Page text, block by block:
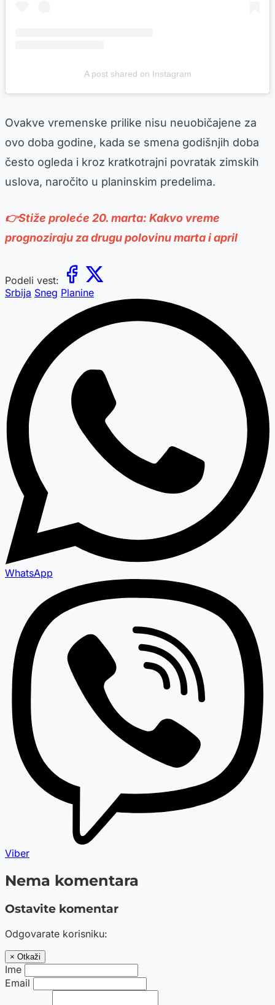
A post shared on Instagram
Ovakve vremenske prilike nisu neuobičajene za
ovo doba godine, kada se smena godišnjih doba
često ogleda i kroz kratkotrajni povratak zimskih
uslova, naročito u planinskim predelima.
👉Stiže proleće 20. marta: Kakvo vreme
prognoziraju za drugu polovinu marta i april
Podeli vest:
Srbija Sneg Planine
WhatsApp
Viber
Nema komentara
Ostavite komentar
Odgovarate korisniku:
× Otkaži
Ime
Email